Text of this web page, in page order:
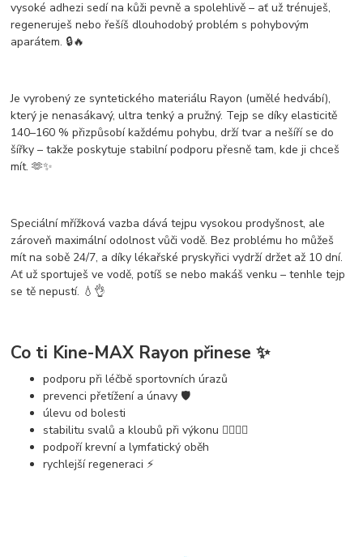
vysoké adhezi sedí na kůži pevně a spolehlivě – ať už trénuješ,
regeneruješ nebo řešíš dlouhodobý problém s pohybovým
aparátem. 🔒🔥
Je vyrobený ze syntetického materiáluRayon (umělé hedvábí),
který je nenasákavý, ultra tenký a pružný. Tejp se díky elasticitě
140–160 % přizpůsobí každému pohybu, drží tvar a nešíří se do
šířky – takže poskytuje stabilní podporu přesně tam, kde ji chceš
mít. 🫶✨
Speciálnímřížková vazba dává tejpu vysokou prodyšnost, ale
zároveňmaximální odolnost vůči vodě. Bez problému ho můžeš
mít na sobě 24/7, a díky lékařské pryskyřici vydrží držet až 10 dní.
Ať už sportuješ ve vodě, potíš se nebo makáš venku – tenhle tejp
se tě nepustí. 💧👌
Co ti Kine-MAX Rayon přinese ✨
podporu přiléčbě sportovních úrazů
prevenci přetížení a únavy 🛡️
úlevu od bolesti
stabilitu svalů a kloubů při výkonu 🏊‍♂️🏃‍♂️
podpoříkrevní a lymfatický oběh
rychlejšíregeneraci ⚡